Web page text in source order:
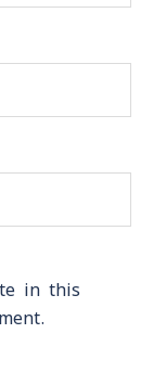
in this